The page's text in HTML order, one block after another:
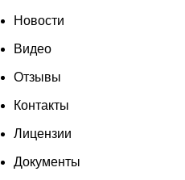
Новости
Видео
Отзывы
Контакты
Лицензии
Документы